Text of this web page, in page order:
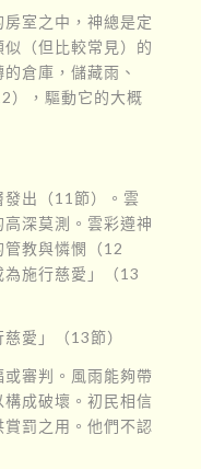
室之中，神總是定
（但比較常見）的
倉庫，儲藏雨、
），驅動它的大概
出（11節）。雲
深莫測。雲彩遵神
教與憐憫（12
施行慈愛」（13
愛」（13節）
審判。風雨能夠帶
成破壞。初民相信
罰之用。他們不認